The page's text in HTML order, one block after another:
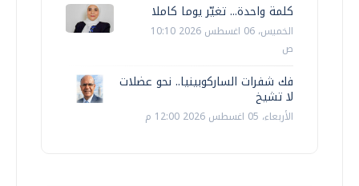
كلمة واحدة... تغيّر يوما كاملا
الخميس، 06 اغسطس 2026 10:10
ص
فك شفرات الساركوبينيا.. نحو عضلات
لا تشيخ
الأربعاء، 05 اغسطس 2026 12:00 م